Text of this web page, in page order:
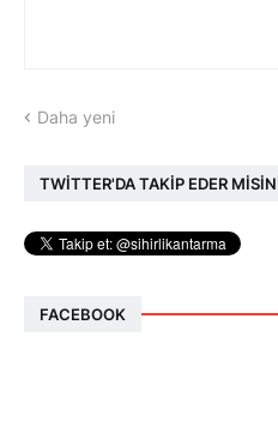
Daha yeni
TWİTTER'DA TAKİP EDER
FACEBOOK